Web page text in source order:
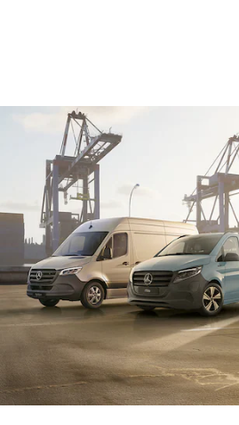
Gesloten
Bestelwagen
Sprinter
Tourer
Sprinter
Chassiscabine
Sprinter
Chassis -
Dubbelcabine
Sprinter
Chassiscabine
met open
laadbak
Configurator
Mercedes-